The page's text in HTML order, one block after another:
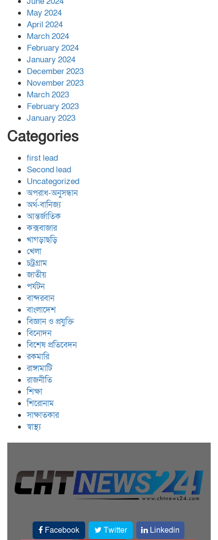
May 2024
April 2024
March 2024
February 2024
January 2024
December 2023
November 2023
March 2023
February 2023
January 2023
Categories
first lead
Second lead
Uncategorized
অপরাধ-অনুসন্ধান
অর্থ-বানিজ্য
আন্তর্জাতিক
কক্সবাজার
খাগড়াছড়ি
খেলা
চট্রগ্রাম
জাতীয়
পর্যটন
বান্দরবান
বাংলাদেশ
বিজ্ঞান ও প্রযুক্তি
বিনোদন
বিশেষ প্রতিবেদন
রকমারি
রাঙ্গামাটি
রাজনীতি
শিক্ষা
শিরোনাম
সাক্ষাতকার
স্বাস্থ্য
Facebook Twitter Linkedin